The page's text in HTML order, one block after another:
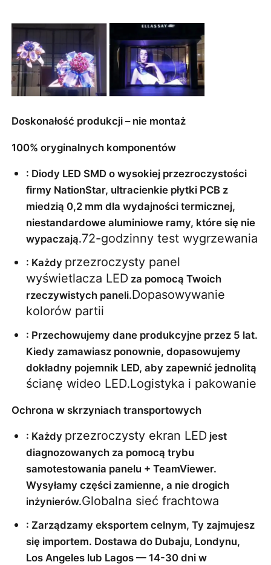
Doskonałość produkcji – nie montaż
100% oryginalnych komponentów
: Diody LED SMD o wysokiej przezroczystości
firmy NationStar, ultracienkie płytki PCB z
miedzią 0,2 mm dla wydajności termicznej,
niestandardowe aluminiowe ramy, które się nie
wypaczają.72-godzinny test wygrzewania
: Każdy przezroczysty panel
wyświetlacza LED za pomocą Twoich
rzeczywistych paneli.Dopasowywanie
kolorów partii
: Przechowujemy dane produkcyjne przez 5 lat.
Kiedy zamawiasz ponownie, dopasowujemy
ścianę wideo LED.Logistyka i pakowanie
Ochrona w skrzyniach transportowych
: Każdy przezroczysty ekran LED jest
diagnozowanych za pomocą trybu
samotestowania panelu + TeamViewer.
Wysyłamy części zamienne, a nie drogich
inżynierów.Globalna sieć frachtowa
: Zarządzamy eksportem celnym, Ty zajmujesz
się importem. Dostawa do Dubaju, Londynu,
Los Angeles lub Lagos — 14-30 dni w